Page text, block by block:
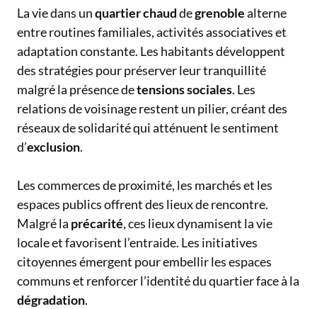
La vie dans unquartier chauddegrenoblealterne
entre routines familiales, activités associatives et
adaptation constante. Les habitants développent
des stratégies pour préserver leur tranquillité
malgré la présence detensions sociales. Les
relations de voisinage restent un pilier, créant des
réseaux de solidarité qui atténuent le sentiment
d’exclusion.
Les commerces de proximité, les marchés et les
espaces publics offrent des lieux de rencontre.
Malgré la précarité, ces lieux dynamisent la vie
locale et favorisent l’entraide. Les initiatives
citoyennes émergent pour embellir les espaces
communs et renforcer l’identité du quartier face à la
dégradation.